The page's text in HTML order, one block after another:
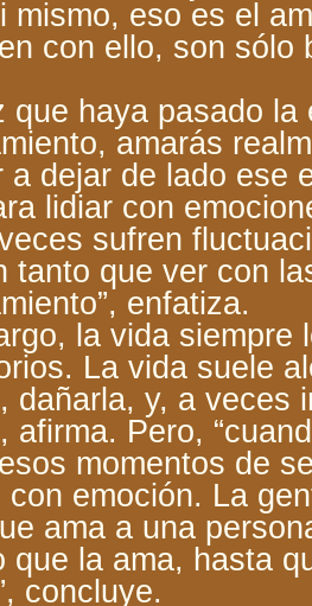
mismo, eso es el
con ello, son sólo
que haya pasado la
amarás
a dejar de lado ese
lidiar con
sufren
tanto que ver con
enfatiza.
la vida siempre
La vida suele
dañarla, y, a veces
afirma. Pero,
momentos de
con emoción. La
ama a una
que la ama, hasta
concluye.